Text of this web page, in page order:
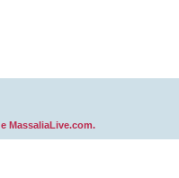
MassaliaLive.com.